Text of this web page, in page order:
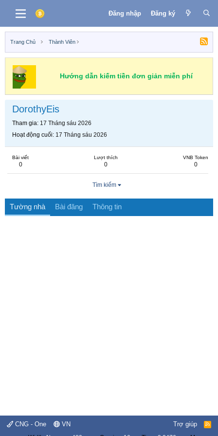
Đăng nhập Đăng ký
Trang Chủ Thành Viên
Hướng dẫn kiếm tiền đơn giản miễn phí
DorothyEis
Tham gia 17 Tháng sáu 2026
Hoạt động cuối 17 Tháng sáu 2026
Bài viết
0
Lượt thích
0
VNB Token
0
Tìm kiếm
Tường nhà Bài đăng Thông tin
CNG - One VN Trợ giúp
R